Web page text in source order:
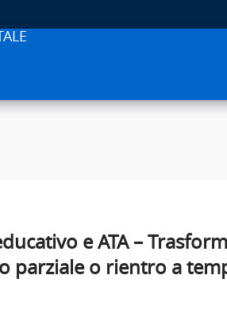
e ATA –
parziale o rientro a